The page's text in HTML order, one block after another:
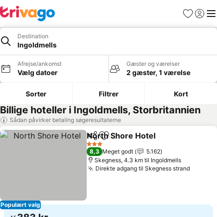
Favoritter
Log ind
Destination
Ingoldmells
Afrejse/ankomst
Vælg datoer
Gæster og værelser
2 gæster, 1 værelse
Sorter Filtrer Kort
Billige hoteller i Ingoldmells, Storbritannien
Sådan påvirker betaling søgeresultaterne
Populært valg
Del Føj til favoritter
North Shore Hotel
3 Stjerner
8,3 Meget godt
5.162
Skegness, 4.3 km til Ingoldmells
Direkte adgang til Skegness strand